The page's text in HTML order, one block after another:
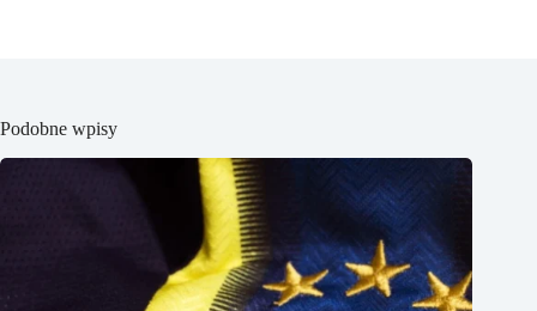
Podobne wpisy